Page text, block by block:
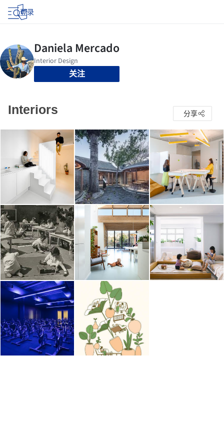
登录
关注
Interiors 分享